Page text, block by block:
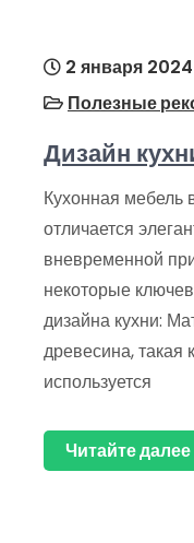
2 января 2024
Полезные
Дизайн
Кухонная мебель
отличается
вневременной
некоторые
дизайна кухни:
древесина, такая
используется
Читайте далее